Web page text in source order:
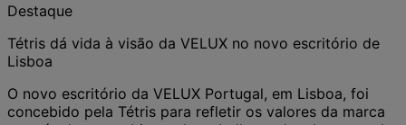
Destaque
Tétris dá vida à visão da VELUX no novo escritório de
Lisboa
O novo escritório da VELUX Portugal, em Lisboa, foi
concebido pela Tétris para refletir os valores da marca